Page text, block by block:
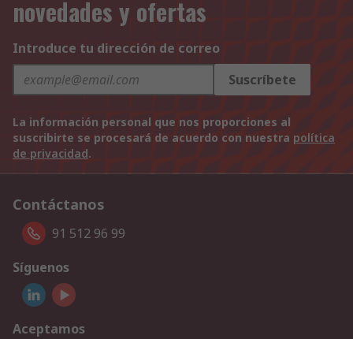
novedades y ofertas
Introduce tu dirección de correo
Suscríbete
La información personal que nos proporciones al
suscribirte se procesará de acuerdo con nuestra política
de privacidad.
Contáctanos
91 512 96 99
Síguenos
Aceptamos